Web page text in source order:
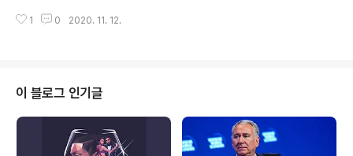
니-LED 디스플레이를 탑재할 수 있다고 말하였다. ● 16
배포했다. 이는 4월에 소개했던 아이폰 SE 2세대가 계속
가 성장세를 늘리기 위해 2021년 상반기 중 아이폰 SE 2
세대에 의존하고 있지만, 궈는 그런 발표를 기대할 수 없다
고 말하였다. 이는 업데이트된 아이폰 SE 버전이 적어도 2
021년에 나온다면, 그해 하반기까지 볼수 없을 것이라는
것을 의미하는 것으로 보인다. 궈는 이전에 새로운 아이폰
1 0 2020. 11. 12.
이 블로그 인기글